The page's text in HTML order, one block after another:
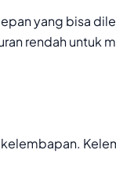
yang bisa
rendah untuk